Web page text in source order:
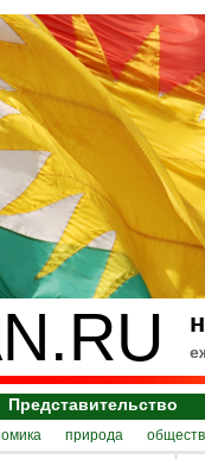
Представительство
природа